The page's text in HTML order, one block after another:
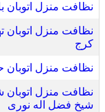
نظافت منزل اتوبان
نظافت منزل اتوبان
کرج
نظافت منزل اتوبان
نظافت منزل اتوبان
شیخ فضل اله نوری